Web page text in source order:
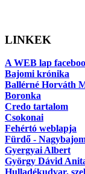
LINKEK
A WEB lap
Bajomi krónika
Ballérné Horváth
Boronka
Credo tartalom
Csokonai
Fehértó weblapja
Fürdő -
Gyergyai Albert
György Dávid